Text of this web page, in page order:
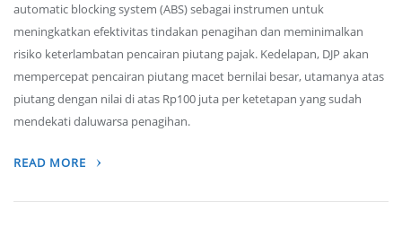
automatic blocking system (ABS) sebagai instrumen untuk
meningkatkan efektivitas tindakan penagihan dan meminimalkan
risiko keterlambatan pencairan piutang pajak. Kedelapan, DJP akan
mempercepat pencairan piutang macet bernilai besar, utamanya atas
piutang dengan nilai di atas Rp100 juta per ketetapan yang sudah
mendekati daluwarsa penagihan.
READ MORE